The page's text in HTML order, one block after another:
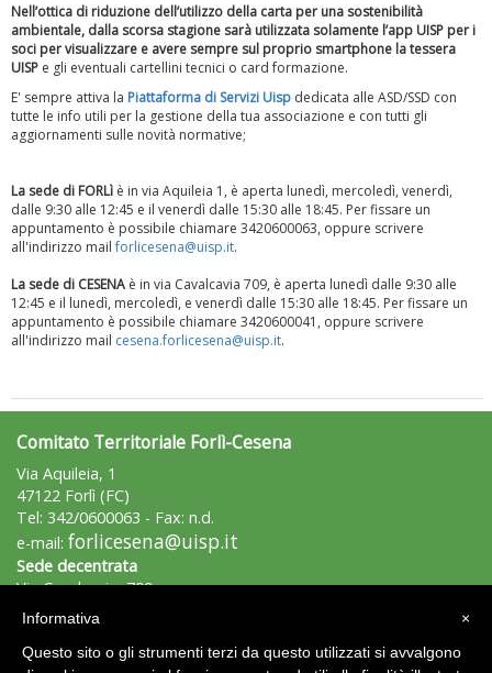
Luglio 2026: "Pensando con i piedi, si possono fare le
Nell’ottica di riduzione dell’utilizzo della carta per una sostenibilità
ambientale, dalla scorsa stagione sarà utilizzata solamente l’app UISP per i
soci per visualizzare e avere sempre sul proprio smartphone la tessera
UISP e gli eventuali cartellini tecnici o card formazione.
E' sempre attiva la Piattaforma di Servizi Uisp dedicata alle ASD/SSD con
tutte le info utili per la gestione della tua associazione e con tutti gli
aggiornamenti sulle novità normative;
La sede di FORLì è in via Aquileia 1, è aperta lunedì, mercoledì, venerdì,
dalle 9:30 alle 12:45 e il venerdì dalle 15:30 alle 18:45. Per fissare un
appuntamento è possibile chiamare 3420600063, oppure scrivere
all'indirizzo mailforlicesena@uisp.it.
La sede di CESENA è in via Cavalcavia 709, è aperta lunedì dalle 9:30 alle
12:45 e il lunedì, mercoledì, e venerdì dalle 15:30 alle 18:45. Per fissare un
appuntamento è possibile chiamare 3420600041, oppure scrivere
all'indirizzo mail cesena.forlicesena@uisp.it.
Comitato Territoriale Forlì-Cesena
Via Aquileia, 1
47122 Forlì (FC)
Tel: 342/0600063 - Fax: n.d.
e-mail: forlicesena@uisp.it
Sede decentrata
Via Cavalcavia, 709
47521 - Cesena (FC)
e-mail:cesena.forlicesena@uisp.it
×
Informativa
Questo sito o gli strumenti terzi da questo utilizzati si avvalgono